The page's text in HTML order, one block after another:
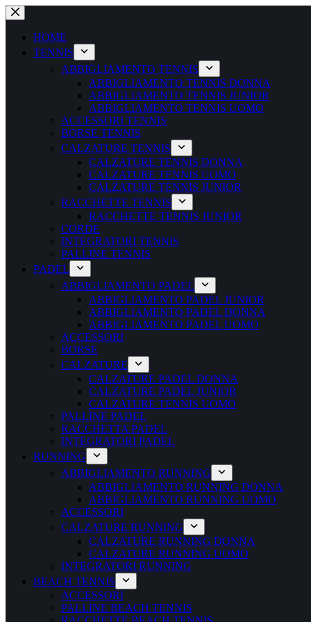
Salta
al
contenutoHOME
TENNIS
ABBIGLIAMENTO TENNIS
ABBIGLIAMENTO TENNIS DONNA
ABBIGLIAMENTO TENNIS JUNIOR
ABBIGLIAMENTO TENNIS UOMO
ACCESSORI TENNIS
BORSE TENNIS
CALZATURE TENNIS
CALZATURE TENNIS DONNA
CALZATURE TENNIS UOMO
CALZATURE TENNIS JUNIOR
RACCHETTE TENNIS
RACCHETTE TENNIS JUNIOR
CORDE
INTEGRATORI TENNIS
PALLINE TENNIS
PADEL
ABBIGLIAMENTO PADEL
ABBIGLIAMENTO PADEL JUNIOR
ABBIGLIAMENTO PADEL DONNA
ABBIGLIAMENTO PADEL UOMO
ACCESSORI
BORSE
CALZATURE
CALZATURE PADEL DONNA
CALZATURE PADEL JUNIOR
CALZATURE TENNIS UOMO
PALLINE PADEL
RACCHETTA PADEL
INTEGRATORI PADEL
RUNNING
ABBIGLIAMENTO RUNNING
ABBIGLIAMENTO RUNNING DONNA
ABBIGLIAMENTO RUNNING UOMO
ACCESSORI
CALZATURE RUNNING
CALZATURE RUNNING DONNA
CALZATURE RUNNING UOMO
INTEGRATORI RUNNING
BEACH TENNIS
ACCESSORI
PALLINE BEACH TENNIS